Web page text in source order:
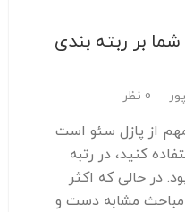
بر ربته بندی
0 نظر
از پازل سئو است
کنید، در رتبه
در حالی که اکثر
مباحث مشابه دست و